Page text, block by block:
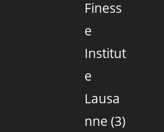
Finess
e
Institut
e
Lausa
nne (3)